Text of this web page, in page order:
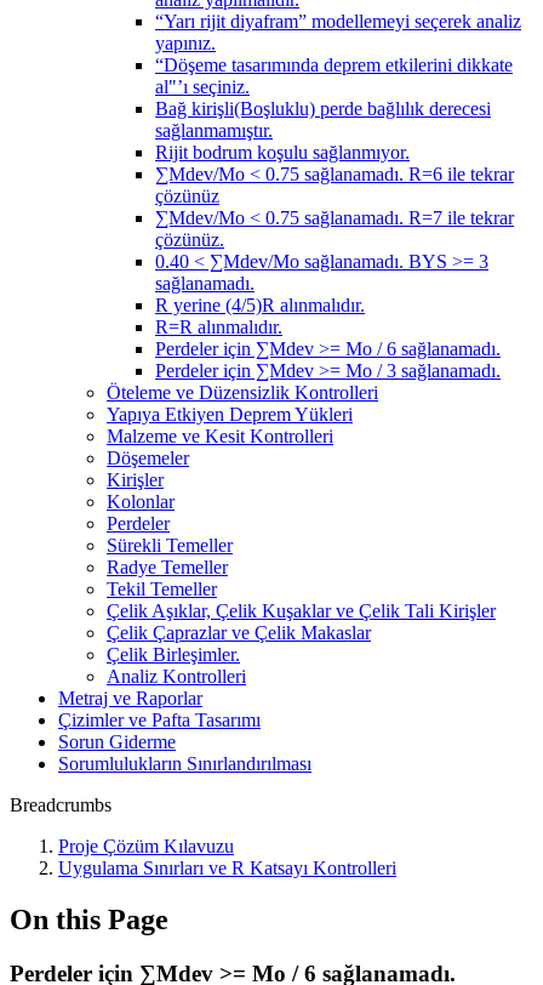
“Yarı rijit diyafram” modellemeyi seçerek analiz
yapınız.
“Döşeme tasarımında deprem etkilerini dikkate
al"’ı seçiniz.
Bağ kirişli(Boşluklu) perde bağlılık derecesi
sağlanmamıştır.
Rijit bodrum koşulu sağlanmıyor.
∑Mdev/Mo < 0.75 sağlanamadı. R=6 ile tekrar
çözünüz
∑Mdev/Mo < 0.75 sağlanamadı. R=7 ile tekrar
çözünüz.
0.40 < ∑Mdev/Mo sağlanamadı. BYS >= 3
sağlanamadı.
R yerine (4/5)R alınmalıdır.
R=R alınmalıdır.
Perdeler için ∑Mdev >= Mo / 6 sağlanamadı.
Perdeler için ∑Mdev >= Mo / 3 sağlanamadı.
Öteleme ve Düzensizlik Kontrolleri
Yapıya Etkiyen Deprem Yükleri
Malzeme ve Kesit Kontrolleri
Döşemeler
Kirişler
Kolonlar
Perdeler
Sürekli Temeller
Radye Temeller
Tekil Temeller
Çelik Aşıklar, Çelik Kuşaklar ve Çelik Tali Kirişler
Çelik Çaprazlar ve Çelik Makaslar
Çelik Birleşimler.
Analiz Kontrolleri
Metraj ve Raporlar
Çizimler ve Pafta Tasarımı
Sorun Giderme
Sorumlulukların Sınırlandırılması
Breadcrumbs
Proje Çözüm Kılavuzu
Uygulama Sınırları ve R Katsayı Kontrolleri
On this Page
Perdeler için ∑Mdev >= Mo / 6 sağlanamadı.